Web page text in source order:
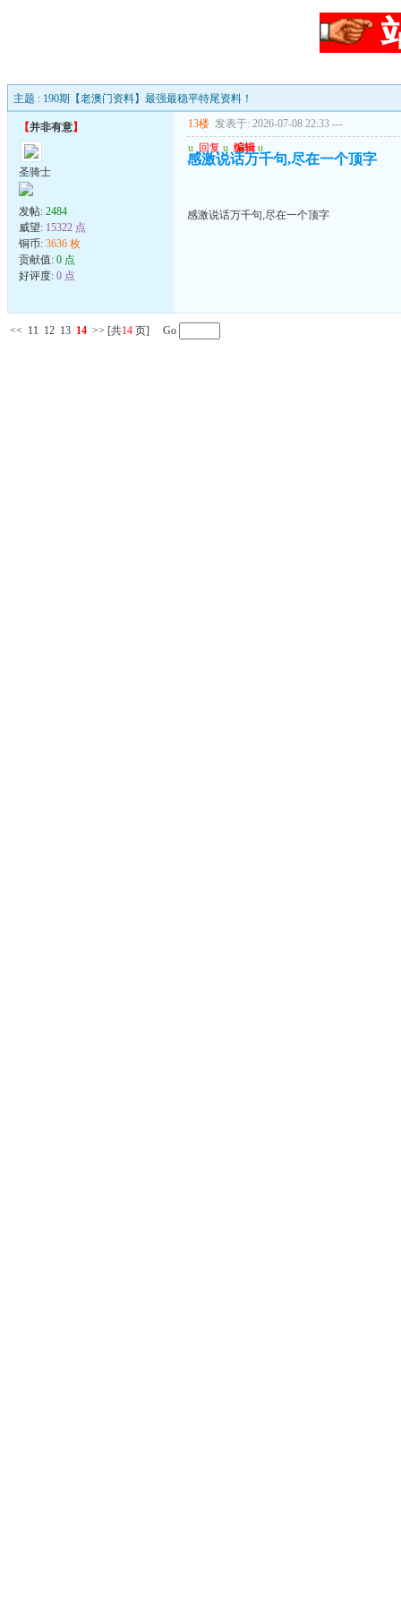
主题 : 190期【老澳门资料】最强最稳平特尾资料！
【并非有意】
圣骑士
发帖: 2484
威望: 15322 点
铜币: 3636 枚
贡献值: 0 点
好评度: 0 点
13楼 发表于: 2026-07-08 22:33 ---
u 回复 u 编辑 u
感激说话万千句,尽在一个顶字
感激说话万千句,尽在一个顶字
<< 11 12 13 14 >> [共14 页] Go